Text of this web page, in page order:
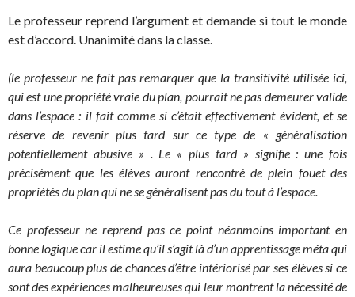
Le professeur reprend l’argument et demande si tout le monde
est d’accord. Unanimité dans la classe.
(le professeur ne fait pas remarquer que la transitivité utilisée ici,
qui est une propriété vraie du plan, pourrait ne pas demeurer valide
dans l’espace : il fait comme si c’était effectivement évident, et se
réserve de revenir plus tard sur ce type de « généralisation
potentiellement abusive » . Le « plus tard » signifie : une fois
précisément que les élèves auront rencontré de plein fouet des
propriétés du plan qui ne se généralisent pas du tout à l’espace.
Ce professeur ne reprend pas ce point néanmoins important en
bonne logique car il estime qu’il s’agit là d’un apprentissage méta qui
aura beaucoup plus de chances d’être intériorisé par ses élèves si ce
sont des expériences malheureuses qui leur montrent la nécessité de